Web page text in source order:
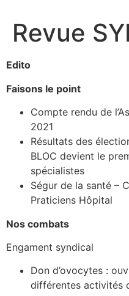
Revue
Edito
Faisons le point
Compte rendu de
2021
Résultats des
BLOC devient le
spécialistes
Ségur de la santé –
Praticiens Hôpital
Nos combats
Engament syndical
Don d’ovocytes :
différentes activités